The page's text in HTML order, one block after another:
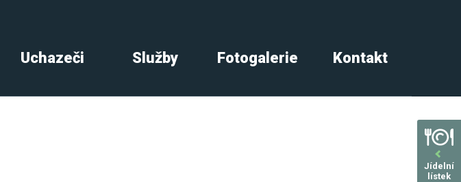
Jídelní
lístek
Uchazeči Služby Fotogalerie Kontakt